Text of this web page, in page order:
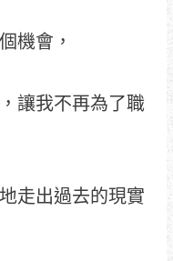
機會，
讓我不再為了職
走出過去的現實